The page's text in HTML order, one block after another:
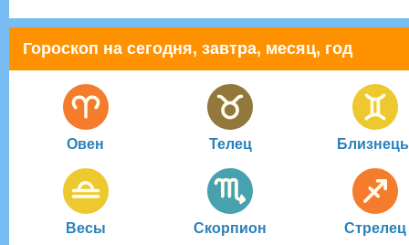
Гороскоп на сегодня, завтра, месяц, год
Овен Телец
Весы Скорпион Стрелец